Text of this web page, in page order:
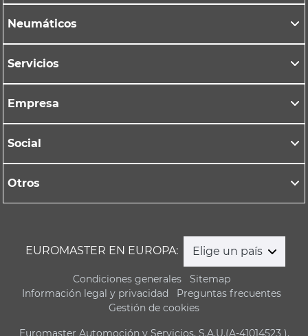
Neumáticos
Servicios
Empresa
Social
Otros
EUROMASTER EN EUROPA: Elige un país
Condiciones generales
Sitemap
Información legal y privacidad
Preguntas frecuentes
Gestión de cookies
Euromaster Automoción y Servicios, S.A.U.(A-41014523 ),